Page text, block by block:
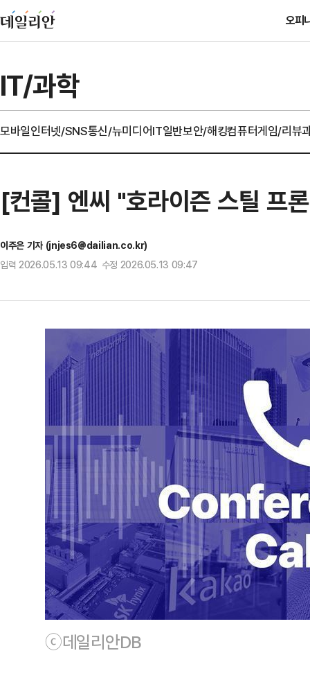
오피
IT/과학
모바일인터넷/SNS통신/뉴미디어IT일반보안/해킹컴퓨터게임/리뷰
[컨콜] 엔씨 "호라이즌 스틸 프
이주은 기자 (jnjes6@dailian.co.kr)
입력 2026.05.13 09:44 수정 2026.05.13 09:47
ⓒ데일리안DB